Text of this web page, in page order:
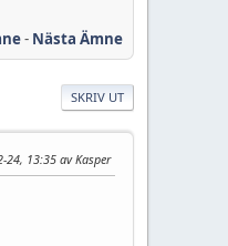
- Nästa Ämne
SKRIV UT
24, 13:35 av Kasper